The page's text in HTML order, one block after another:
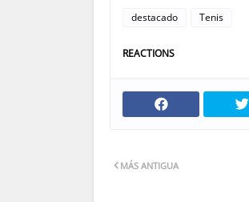
destacado Tenis
REACTIONS
MÁS ANTIGUA